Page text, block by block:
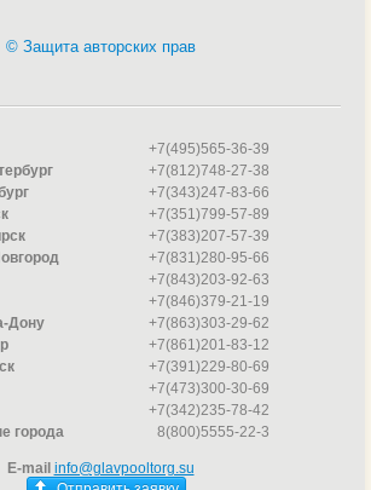
© Защита авторских прав
+7(495)565-36-39
+7(812)748-27-38
+7(343)247-83-66
+7(351)799-57-89
+7(383)207-57-39
+7(831)280-95-66
+7(843)203-92-63
+7(846)379-21-19
Дону
+7(863)303-29-62
+7(861)201-83-12
+7(391)229-80-69
+7(473)300-30-69
+7(342)235-78-42
города
8(800)5555-22-3
E-mail info@glavpooltorg.su